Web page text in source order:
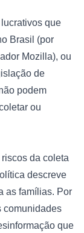
que
Brasil (por
Mozilla), ou
de
podem
ou
da coleta
descreve
as famílias. Por
comunidades
que